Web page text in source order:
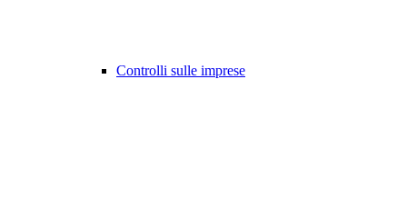
Controlli sulle imprese